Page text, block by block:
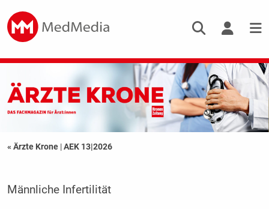
« Ärzte Krone |AEK 13|2026
Männliche Infertilität